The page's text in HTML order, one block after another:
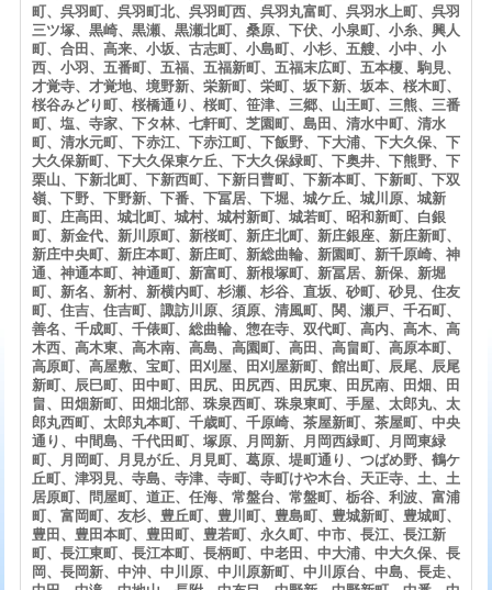
町、呉羽町、呉羽町北、呉羽町西、呉羽丸富町、呉羽水上町、呉羽
三ツ塚、黒崎、黒瀬、黒瀬北町、桑原、下伏、小泉町、小糸、興人
町、合田、高来、小坂、古志町、小島町、小杉、五艘、小中、小
西、小羽、五番町、五福、五福新町、五福末広町、五本榎、駒見、
才覚寺、才覚地、境野新、栄新町、栄町、坂下新、坂本、桜木町、
桜谷みどり町、桜橋通り、桜町、笹津、三郷、山王町、三熊、三番
町、塩、寺家、下タ林、七軒町、芝園町、島田、清水中町、清水
町、清水元町、下赤江、下赤江町、下飯野、下大浦、下大久保、下
大久保新町、下大久保東ケ丘、下大久保緑町、下奥井、下熊野、下
栗山、下新北町、下新西町、下新日曹町、下新本町、下新町、下双
嶺、下野、下野新、下番、下冨居、下堀、城ケ丘、城川原、城新
町、庄高田、城北町、城村、城村新町、城若町、昭和新町、白銀
町、新金代、新川原町、新桜町、新庄北町、新庄銀座、新庄新町、
新庄中央町、新庄本町、新庄町、新総曲輪、新園町、新千原崎、神
通、神通本町、神通町、新富町、新根塚町、新冨居、新保、新堀
町、新名、新村、新横内町、杉瀬、杉谷、直坂、砂町、砂見、住友
町、住吉、住吉町、諏訪川原、須原、清風町、関、瀬戸、千石町、
善名、千成町、千俵町、総曲輪、惣在寺、双代町、高内、高木、高
木西、高木東、高木南、高島、高園町、高田、高畠町、高原本町、
高原町、高屋敷、宝町、田刈屋、田刈屋新町、館出町、辰尾、辰尾
新町、辰巳町、田中町、田尻、田尻西、田尻東、田尻南、田畑、田
畠、田畑新町、田畑北部、珠泉西町、珠泉東町、手屋、太郎丸、太
郎丸西町、太郎丸本町、千歳町、千原崎、茶屋新町、茶屋町、中央
通り、中間島、千代田町、塚原、月岡新、月岡西緑町、月岡東緑
町、月岡町、月見が丘、月見町、葛原、堤町通り、つばめ野、鶴ケ
丘町、津羽見、寺島、寺津、寺町、寺町けや木台、天正寺、土、土
居原町、問屋町、道正、任海、常盤台、常盤町、栃谷、利波、富浦
町、富岡町、友杉、豊丘町、豊川町、豊島町、豊城新町、豊城町、
豊田、豊田本町、豊田町、豊若町、永久町、中市、長江、長江新
町、長江東町、長江本町、長柄町、中老田、中大浦、中大久保、長
岡、長岡新、中沖、中川原、中川原新町、中川原台、中島、長走、